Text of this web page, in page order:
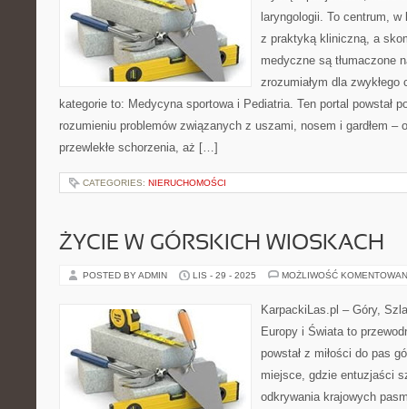
laryngologii. To centrum,
z praktyką kliniczną, a
medyczne są tłumaczone
zrozumiałym dla
kategorie to: Medycyna sportowa i Pediatria. Ten portal powstał
rozumieniu problemów związanych z uszami, nosem i gardłem –
przewlekłe schorzenia, aż […]
CATEGORIES: NIERUCHOMOŚCI
ŻYCIE W GÓRSKICH WIOSKACH
POSTED BY ADMIN LIS - 29 - 2025 MOŻLIWOŚĆ
KarpackiLas.pl – Góry,
Europy i Świata to
powstał z miłości do pas
miejsce, gdzie entuzjaści
odkrywania krajowych